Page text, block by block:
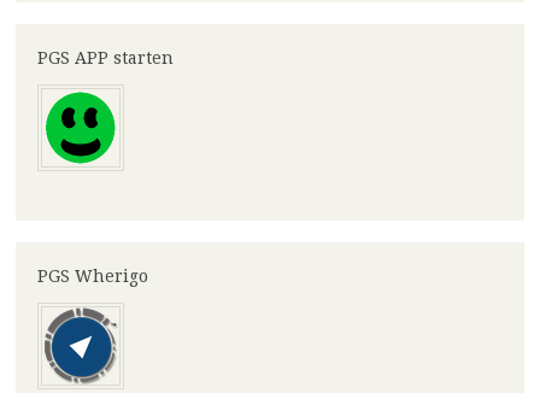
PGS APP starten
PGS Wherigo